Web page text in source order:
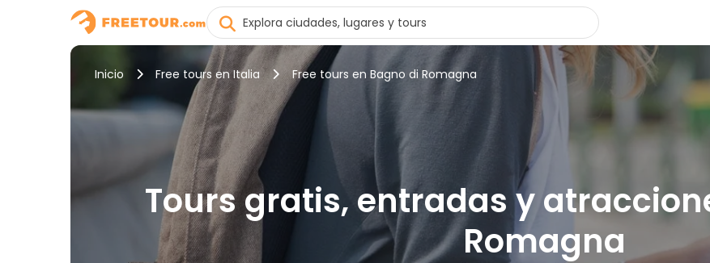
Inicio Free tours en Italia Free tours en Bagno di Romagna
Tours gratis, entradas y
Romagna